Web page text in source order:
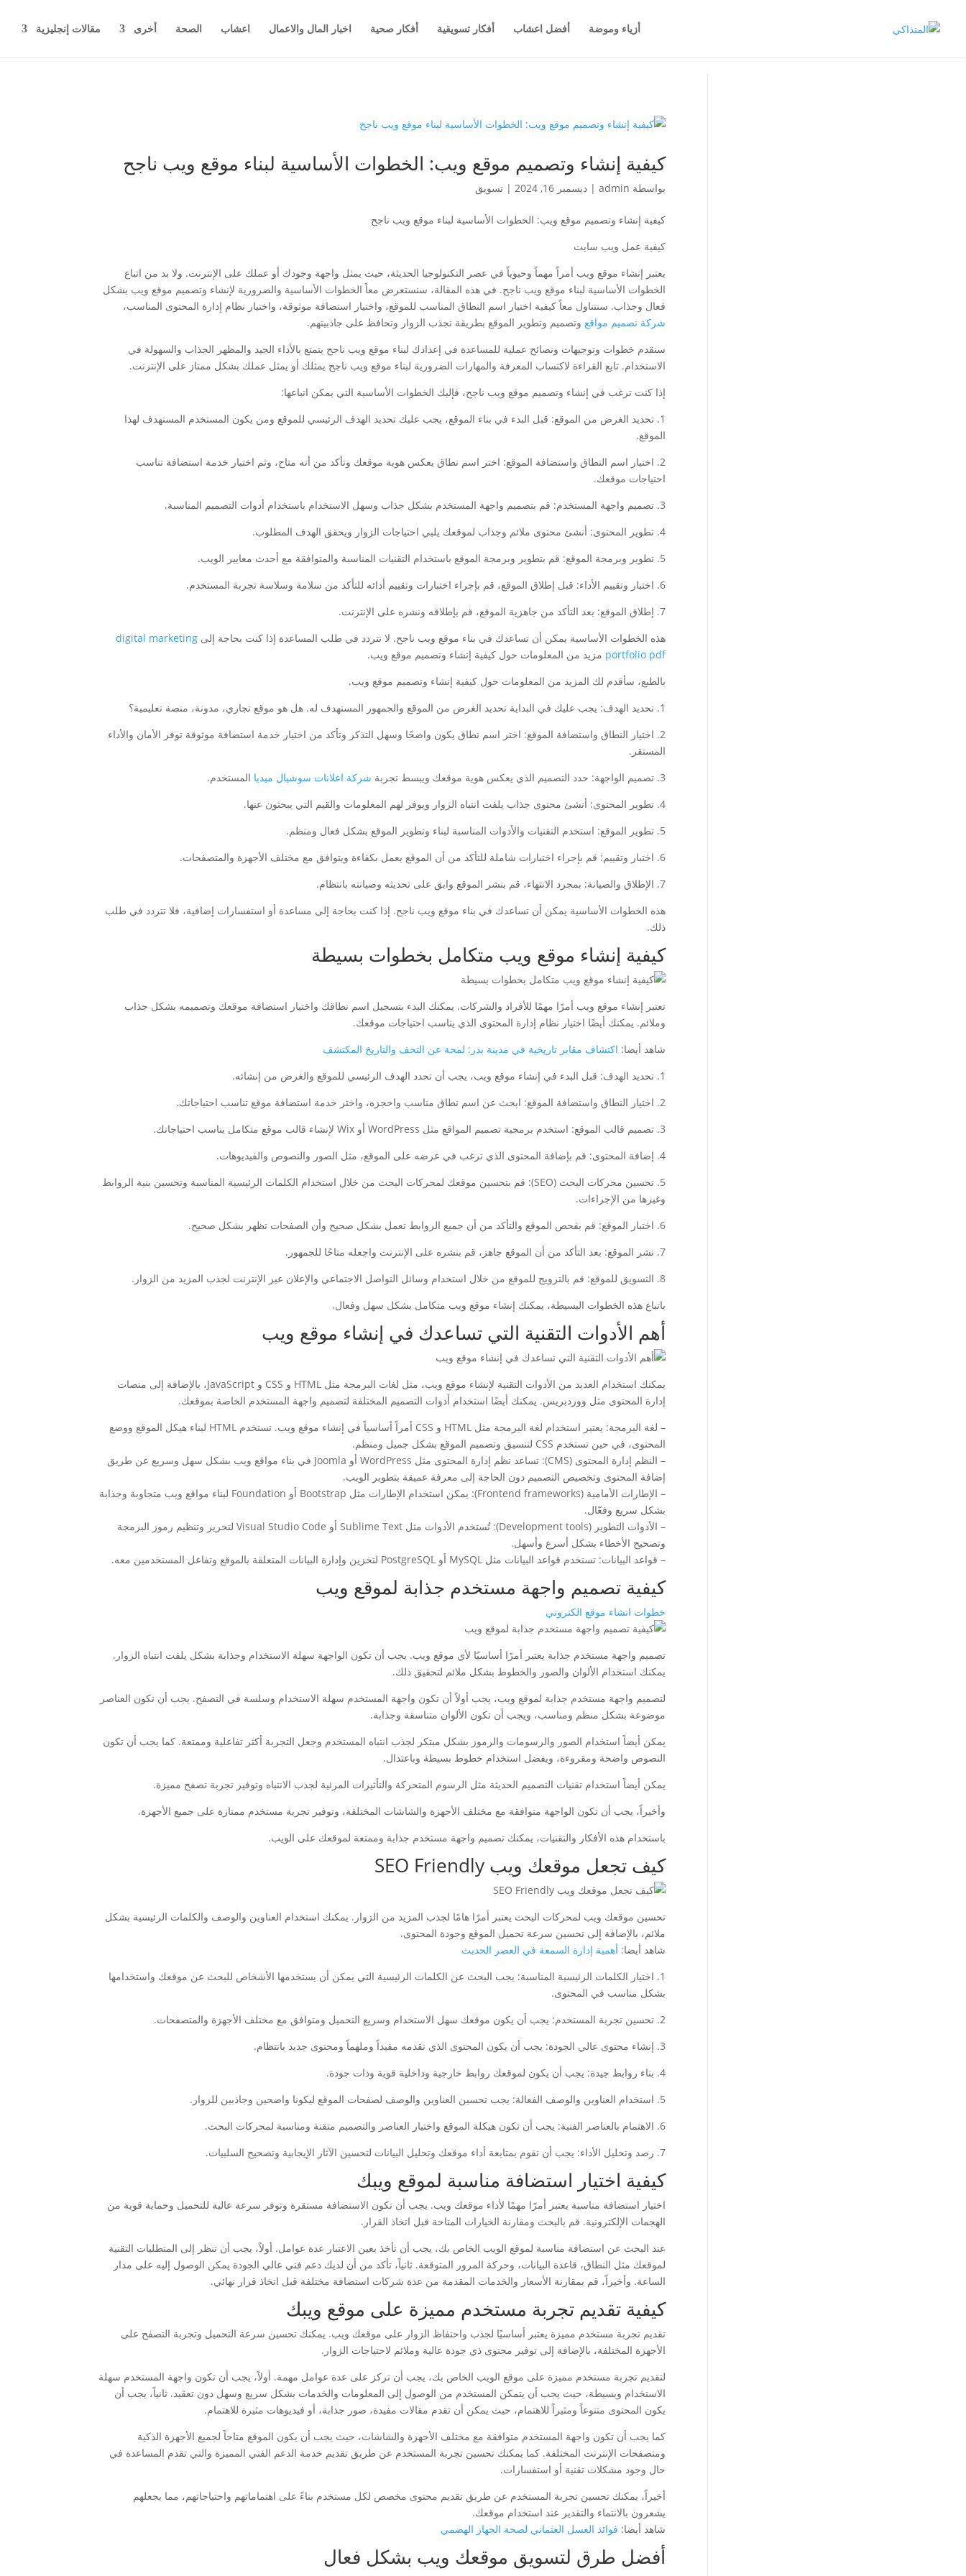
أزياء وموضة أفضل اعشاب أفكار تسويقية أفكار صحية اخبار المال والاعمال اعشاب الصحة أخرى مقالات إنجليزية
كيفية إنشاء وتصميم موقع ويب: الخطوات الأساسية لبناء موقع ويب ناجح
بواسطة admin
| ديسمبر 16, 2024 | تسويق
كيفية إنشاء وتصميم موقع ويب: الخطوات الأساسية لبناء موقع ويب ناجح
كيفية عمل ويب سايت
يعتبر إنشاء موقع ويب أمراً مهماً وحيوياً في عصر التكنولوجيا الحديثة، حيث يمثل واجهة وجودك أو عملك على الإنترنت. ولا بد من اتباع
الخطوات الأساسية لبناء موقع ويب ناجح. في هذه المقالة، سنستعرض معاً الخطوات الأساسية والضرورية لإنشاء وتصميم موقع ويب بشكل
فعال وجذاب. سنتناول معاً كيفية اختيار اسم النطاق المناسب للموقع، واختيار استضافة موثوقة، واختيار نظام إدارة المحتوى المناسب،
شركة تصميم مواقعوتصميم وتطوير الموقع بطريقة تجذب الزوار وتحافظ على جاذبيتهم.
سنقدم خطوات وتوجيهات ونصائح عملية للمساعدة في إعدادك لبناء موقع ويب ناجح يتمتع بالأداء الجيد والمظهر الجذاب والسهولة في
الاستخدام. تابع القراءة لاكتساب المعرفة والمهارات الضرورية لبناء موقع ويب ناجح يمثلك أو يمثل عملك بشكل ممتاز على الإنترنت.
إذا كنت ترغب في إنشاء وتصميم موقع ويب ناجح، فإليك الخطوات الأساسية التي يمكن اتباعها:
1. تحديد الغرض من الموقع: قبل البدء في بناء الموقع، يجب عليك تحديد الهدف الرئيسي للموقع ومن يكون المستخدم المستهدف لهذا
الموقع.
2. اختيار اسم النطاق واستضافة الموقع: اختر اسم نطاق يعكس هوية موقعك وتأكد من أنه متاح، وثم اختيار خدمة استضافة تناسب
احتياجات موقعك.
3. تصميم واجهة المستخدم: قم بتصميم واجهة المستخدم بشكل جذاب وسهل الاستخدام باستخدام أدوات التصميم المناسبة.
4. تطوير المحتوى: أنشئ محتوى ملائم وجذاب لموقعك يلبي احتياجات الزوار ويحقق الهدف المطلوب.
5. تطوير وبرمجة الموقع: قم بتطوير وبرمجة الموقع باستخدام التقنيات المناسبة والمتوافقة مع أحدث معايير الويب.
6. اختبار وتقييم الأداء: قبل إطلاق الموقع، قم بإجراء اختبارات وتقييم أدائه للتأكد من سلامة وسلاسة تجربة المستخدم.
7. إطلاق الموقع: بعد التأكد من جاهزية الموقع، قم بإطلاقه ونشره على الإنترنت.
هذه الخطوات الأساسية يمكن أن تساعدك في بناء موقع ويب ناجح. لا تتردد في طلب المساعدة إذا كنت بحاجة إلى digital marketing
portfolio pdf مزيد من المعلومات حول كيفية إنشاء وتصميم موقع ويب.
بالطبع، سأقدم لك المزيد من المعلومات حول كيفية إنشاء وتصميم موقع ويب.
1. تحديد الهدف: يجب عليك في البداية تحديد الغرض من الموقع والجمهور المستهدف له. هل هو موقع تجاري، مدونة، منصة تعليمية؟
2. اختيار النطاق واستضافة الموقع: اختر اسم نطاق يكون واضحًا وسهل التذكر وتأكد من اختيار خدمة استضافة موثوقة توفر الأمان والأداء
المستقر.
3. تصميم الواجهة: حدد التصميم الذي يعكس هوية موقعك ويبسط تجربة
شركة اعلانات سوشيال ميديا المستخدم.
4. تطوير المحتوى: أنشئ محتوى جذاب يلفت انتباه الزوار ويوفر لهم المعلومات والقيم التي يبحثون عنها.
5. تطوير الموقع: استخدم التقنيات والأدوات المناسبة لبناء وتطوير الموقع بشكل فعال ومنظم.
6. اختبار وتقييم: قم بإجراء اختبارات شاملة للتأكد من أن الموقع يعمل بكفاءة ويتوافق مع مختلف الأجهزة والمتصفحات.
7. الإطلاق والصيانة: بمجرد الانتهاء، قم بنشر الموقع وابق على تحديثه وصيانته بانتظام.
هذه الخطوات الأساسية يمكن أن تساعدك في بناء موقع ويب ناجح. إذا كنت بحاجة إلى مساعدة أو استفسارات إضافية، فلا تتردد في طلب
ذلك.
كيفية إنشاء موقع ويب متكامل بخطوات بسيطة
تعتبر إنشاء موقع ويب أمرًا مهمًا للأفراد والشركات. يمكنك البدء بتسجيل اسم نطاقك واختيار استضافة موقعك وتصميمه بشكل جذاب
وملائم. يمكنك أيضًا اختيار نظام إدارة المحتوى الذي يناسب احتياجات موقعك.
شاهد أيضا: اكتشاف مقابر تاريخية في مدينة بدر: لمحة عن التحف والتاريخ المكتشف
1. تحديد الهدف: قبل البدء في إنشاء موقع ويب، يجب أن تحدد الهدف الرئيسي للموقع والغرض من إنشائه.
2. اختيار النطاق واستضافة الموقع: ابحث عن اسم نطاق مناسب واحجزه، واختر خدمة استضافة موقع تناسب احتياجاتك.
3. تصميم قالب الموقع: استخدم برمجية تصميم المواقع مثل WordPress أو Wix لإنشاء قالب موقع متكامل يناسب احتياجاتك.
4. إضافة المحتوى: قم بإضافة المحتوى الذي ترغب في عرضه على الموقع، مثل الصور والنصوص والفيديوهات.
5. تحسين محركات البحث (SEO): قم بتحسين موقعك لمحركات البحث من خلال استخدام الكلمات الرئيسية المناسبة وتحسين بنية الروابط
وغيرها من الإجراءات.
6. اختبار الموقع: قم بفحص الموقع والتأكد من أن جميع الروابط تعمل بشكل صحيح وأن الصفحات تظهر بشكل صحيح.
7. نشر الموقع: بعد التأكد من أن الموقع جاهز، قم بنشره على الإنترنت واجعله متاحًا للجمهور.
8. التسويق للموقع: قم بالترويج للموقع من خلال استخدام وسائل التواصل الاجتماعي والإعلان عبر الإنترنت لجذب المزيد من الزوار.
باتباع هذه الخطوات البسيطة، يمكنك إنشاء موقع ويب متكامل بشكل سهل وفعال.
أهم الأدوات التقنية التي تساعدك في إنشاء موقع ويب
يمكنك استخدام العديد من الأدوات التقنية لإنشاء موقع ويب، مثل لغات البرمجة مثل HTML و CSS و JavaScript، بالإضافة إلى منصات
إدارة المحتوى مثل ووردبريس. يمكنك أيضًا استخدام أدوات التصميم المختلفة لتصميم واجهة المستخدم الخاصة بموقعك.
– لغة البرمجة: يعتبر استخدام لغة البرمجة مثل HTML و CSS أمراً أساسياً في إنشاء موقع ويب. تستخدم HTML لبناء هيكل الموقع ووضع
المحتوى، في حين تستخدم CSS لتنسيق وتصميم الموقع بشكل جميل ومنظم.
– النظم إدارة المحتوى (CMS): تساعد نظم إدارة المحتوى مثل WordPress أو Joomla في بناء مواقع ويب بشكل سهل وسريع عن طريق
إضافة المحتوى وتخصيص التصميم دون الحاجة إلى معرفة عميقة بتطوير الويب.
– الإطارات الأمامية (Frontend frameworks): يمكن استخدام الإطارات مثل Bootstrap أو Foundation لبناء مواقع ويب متجاوبة وجذابة
بشكل سريع وفعّال.
– الأدوات التطوير (Development tools): تُستخدم الأدوات مثل Sublime Text أو Visual Studio Code لتحرير وتنظيم رموز البرمجة
وتصحيح الأخطاء بشكل أسرع وأسهل.
– قواعد البيانات: تستخدم قواعد البيانات مثل MySQL أو PostgreSQL لتخزين وإدارة البيانات المتعلقة بالموقع وتفاعل المستخدمين معه.
كيفية تصميم واجهة مستخدم جذابة لموقع ويب
خطوات انشاء موقع الكتروني
تصميم واجهة مستخدم جذابة يعتبر أمرًا أساسيًا لأي موقع ويب. يجب أن تكون الواجهة سهلة الاستخدام وجذابة بشكل يلفت انتباه الزوار.
يمكنك استخدام الألوان والصور والخطوط بشكل ملائم لتحقيق ذلك.
لتصميم واجهة مستخدم جذابة لموقع ويب، يجب أولاً أن تكون واجهة المستخدم سهلة الاستخدام وسلسة في التصفح. يجب أن تكون العناصر
موضوعة بشكل منظم ومناسب، ويجب أن تكون الألوان متناسقة وجذابة.
يمكن أيضاً استخدام الصور والرسومات والرموز بشكل مبتكر لجذب انتباه المستخدم وجعل التجربة أكثر تفاعلية وممتعة. كما يجب أن تكون
النصوص واضحة ومقروءة، ويفضل استخدام خطوط بسيطة وباعتدال.
يمكن أيضاً استخدام تقنيات التصميم الحديثة مثل الرسوم المتحركة والتأثيرات المرئية لجذب الانتباه وتوفير تجربة تصفح مميزة.
وأخيراً، يجب أن تكون الواجهة متوافقة مع مختلف الأجهزة والشاشات المختلفة، وتوفير تجربة مستخدم ممتازة على جميع الأجهزة.
باستخدام هذه الأفكار والتقنيات، يمكنك تصميم واجهة مستخدم جذابة وممتعة لموقعك على الويب.
كيف تجعل موقعك ويب SEO Friendly
تحسين موقعك ويب لمحركات البحث يعتبر أمرًا هامًا لجذب المزيد من الزوار. يمكنك استخدام العناوين والوصف والكلمات الرئيسية بشكل
ملائم، بالإضافة إلى تحسين سرعة تحميل الموقع وجودة المحتوى.
شاهد أيضا: أهمية إدارة السمعة في العصر الحديث
1. اختيار الكلمات الرئيسية المناسبة: يجب البحث عن الكلمات الرئيسية التي يمكن أن يستخدمها الأشخاص للبحث عن موقعك واستخدامها
بشكل مناسب في المحتوى.
2. تحسين تجربة المستخدم: يجب أن يكون موقعك سهل الاستخدام وسريع التحميل ومتوافق مع مختلف الأجهزة والمتصفحات.
3. إنشاء محتوى عالي الجودة: يجب أن يكون المحتوى الذي تقدمه مفيداً وملهماً ومحتوى جديد بانتظام.
4. بناء روابط جيدة: يجب أن يكون لموقعك روابط خارجية وداخلية قوية وذات جودة.
5. استخدام العناوين والوصف الفعالة: يجب تحسين العناوين والوصف لصفحات الموقع ليكونا واضحين وجاذبين للزوار.
6. الاهتمام بالعناصر الفنية: يجب أن تكون هيكلة الموقع واختيار العناصر والتصميم متقنة ومناسبة لمحركات البحث.
7. رصد وتحليل الأداء: يجب أن تقوم بمتابعة أداء موقعك وتحليل البيانات لتحسين الآثار الإيجابية وتصحيح السلبيات.
كيفية اختيار استضافة مناسبة لموقع ويبك
اختيار استضافة مناسبة يعتبر أمرًا مهمًا لأداء موقعك ويب. يجب أن تكون الاستضافة مستقرة وتوفر سرعة عالية للتحميل وحماية قوية من
الهجمات الإلكترونية. قم بالبحث ومقارنة الخيارات المتاحة قبل اتخاذ القرار.
عند البحث عن استضافة مناسبة لموقع الويب الخاص بك، يجب أن تأخذ بعين الاعتبار عدة عوامل. أولاً، يجب أن تنظر إلى المتطلبات التقنية
لموقعك مثل النطاق، قاعدة البيانات، وحركة المرور المتوقعة. ثانياً، تأكد من أن لديك دعم فني عالي الجودة يمكن الوصول إليه على مدار
الساعة. وأخيراً، قم بمقارنة الأسعار والخدمات المقدمة من عدة شركات استضافة مختلفة قبل اتخاذ قرار نهائي.
كيفية تقديم تجربة مستخدم مميزة على موقع ويبك
تقديم تجربة مستخدم مميزة يعتبر أساسيًا لجذب واحتفاظ الزوار على موقعك ويب. يمكنك تحسين سرعة التحميل وتجربة التصفح على
الأجهزة المختلفة، بالإضافة إلى توفير محتوى ذي جودة عالية وملائم لاحتياجات الزوار.
لتقديم تجربة مستخدم مميزة على موقع الويب الخاص بك، يجب أن تركز على عدة عوامل مهمة. أولاً، يجب أن تكون واجهة المستخدم سهلة
الاستخدام وبسيطة، حيث يجب أن يتمكن المستخدم من الوصول إلى المعلومات والخدمات بشكل سريع وسهل دون تعقيد. ثانياً، يجب أن
يكون المحتوى متنوعاً ومثيراً للاهتمام، حيث يمكن أن تقدم مقالات مفيدة، صور جذابة، أو فيديوهات مثيرة للاهتمام.
كما يجب أن تكون واجهة المستخدم متوافقة مع مختلف الأجهزة والشاشات، حيث يجب أن يكون الموقع متاحاً لجميع الأجهزة الذكية
ومتصفحات الإنترنت المختلفة. كما يمكنك تحسين تجربة المستخدم عن طريق تقديم خدمة الدعم الفني المميزة والتي تقدم المساعدة في
حال وجود مشكلات تقنية أو استفسارات.
أخيراً، يمكنك تحسين تجربة المستخدم عن طريق تقديم محتوى مخصص لكل مستخدم بناءً على اهتماماتهم واحتياجاتهم، مما يجعلهم
يشعرون بالانتماء والتقدير عند استخدام موقعك.
شاهد أيضا: فوائد العسل العثماني لصحة الجهاز الهضمي
أفضل طرق لتسويق موقعك ويب بشكل فعال